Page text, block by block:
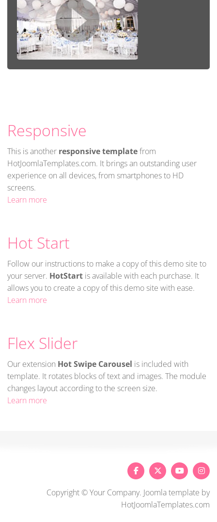
Responsive
This is another responsive templatefrom
HotJoomlaTemplates.com. It brings an outstanding user
experience on all devices, from smartphones to HD
screens.
Learn more
Hot Start
Follow our instructions to make a copy of this demo site to
your server. HotStart is available with each purchase. It
allows you to create a copy of this demo site with ease.
Learn more
Flex Slider
Our extension Hot Swipe Carousel is included with
template. It rotates blocks of text and images. The module
changes layout according to the screen size.
Learn more
Copyright © Your Company. Joomla template by
HotJoomlaTemplates.com